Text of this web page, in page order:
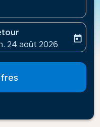
aria-label
booking-return-date-
24 août 2026
today